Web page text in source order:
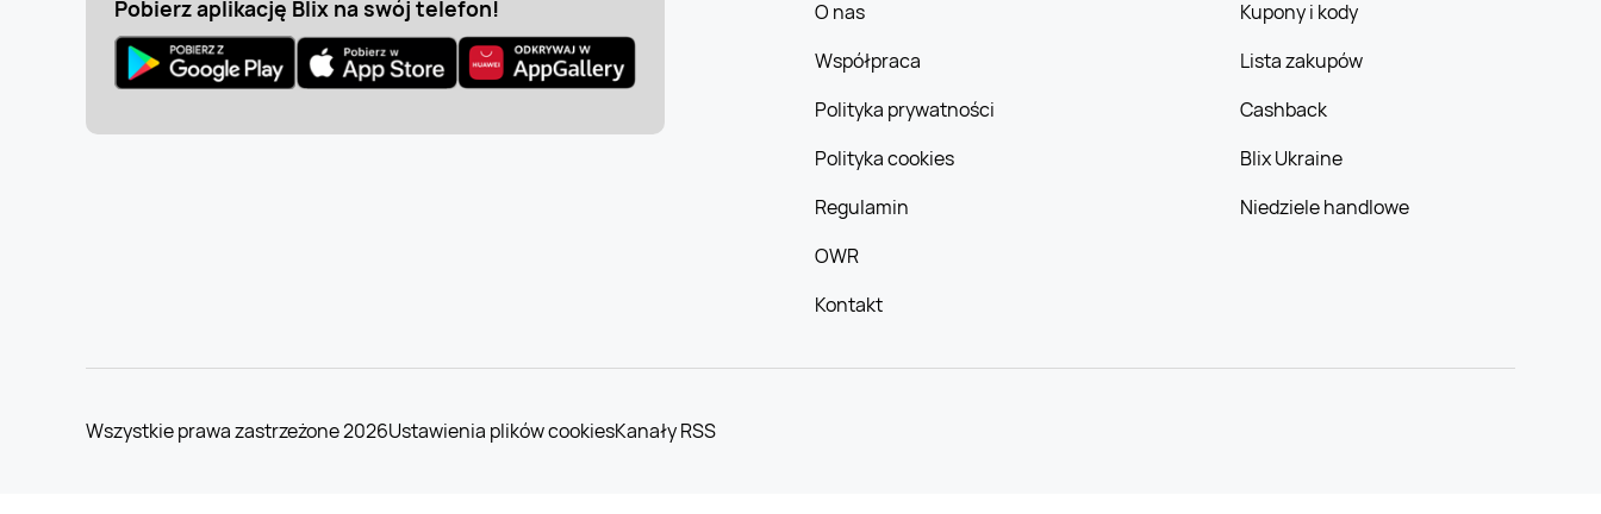
Pobierz aplikację Blix na swój telefon!
O nas
Współpraca
Polityka prywatności
Polityka cookies
Regulamin
OWR
Kontakt
Kupony i kody
Lista zakupów
Cashback
Blix Ukraine
Niedziele handlowe
Wszystkie prawa zastrzeżone 2026Ustawienia plików cookiesKanały RSS